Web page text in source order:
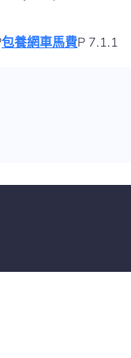
包養網車馬費P 7.1.1